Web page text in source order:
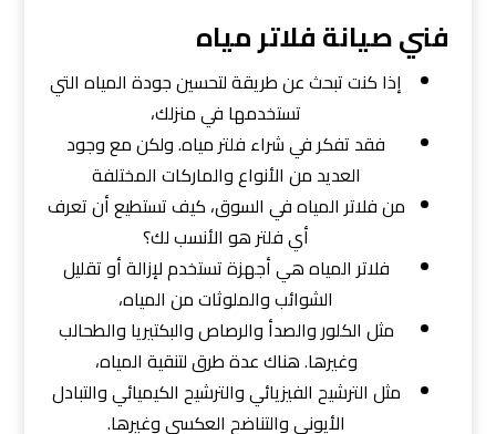
فني صيانة فلاتر مياه
إذا كنت تبحث عن طريقة لتحسين جودة المياه التي
تستخدمها في منزلك،
فقد تفكر في شراء فلتر مياه. ولكن مع وجود
العديد من الأنواع والماركات المختلفة
من فلاتر المياه في السوق، كيف تستطيع أن تعرف
أي فلتر هو الأنسب لك؟
فلاتر المياه هي أجهزة تستخدم لإزالة أو تقليل
الشوائب والملوثات من المياه،
مثل الكلور والصدأ والرصاص والبكتيريا والطحالب
وغيرها. هناك عدة طرق لتنقية المياه،
مثل الترشيح الفيزيائي والترشيح الكيميائي والتبادل
الأيوني والتناضح العكسي وغيرها.